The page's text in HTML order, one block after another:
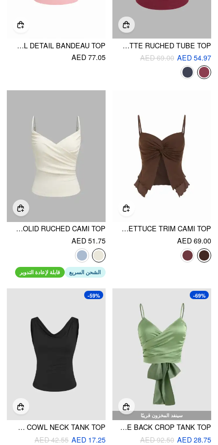
COTTON-BLEND ROSETTE RUCHED TUBE TOP
AED 54.97
AED 69.00
STRAPLESS RUCHED LACE TRIM STARFISH METAL DETAIL BANDEAU TOP
AED 77.05
V-NECK DOUBLE LAYERED TWIST LETTUCE TRIM CAMI TOP
AED 69.00
V-NECK SOLID RUCHED CAMI TOP
AED 51.75
الشحن السريع قابلة لإعادة التدوير
سينفد المخزون قريبًا
-69%
SOLID CROSS WRAP FRONT TIE BACK CROP TANK TOP
AED 28.75
AED 92.50
-59%
SOLID COWL NECK TANK TOP
AED 17.25
AED 42.55